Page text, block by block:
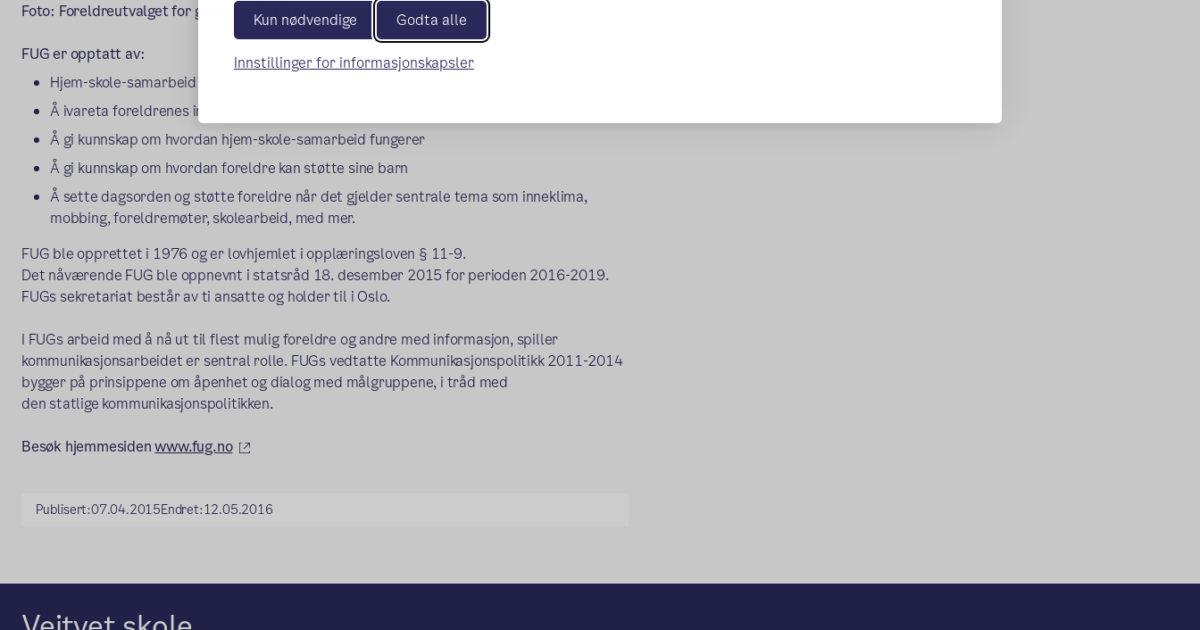
Kun nødvendige Godta alle
Innstillinger for informasjonskapsler
Foto: Foreldreutvalget for grunnopplæringen
FUG er opptatt av:
Hjem-skole-samarbeid
Å ivareta foreldrenes interesser i skolesammenheng
Å gi kunnskap om hvordan hjem-skole-samarbeid fungerer
Å gi kunnskap om hvordan foreldre kan støtte sine barn
Å sette dagsorden og støtte foreldre når det gjelder sentrale tema som inneklima,
mobbing, foreldremøter, skolearbeid, med mer.
FUG ble opprettet i 1976 og er lovhjemlet i opplæringsloven § 11-9.
Det nåværende FUG ble oppnevnt i statsråd 18. desember 2015 for perioden 2016-2019.
FUGs sekretariat består av ti ansatte og holder til i Oslo.
I FUGs arbeid med å nå ut til flest mulig foreldre og andre med informasjon, spiller
kommunikasjonsarbeidet er sentral rolle. FUGs vedtatte Kommunikasjonspolitikk 2011-2014
bygger på prinsippene om åpenhet og dialog med målgruppene, i tråd med
den statlige kommunikasjonspolitikken.
Besøk hjemmesidenwww.fug.no (ekstern lenke)
Publisert:07.04.2015Endret:12.05.2016